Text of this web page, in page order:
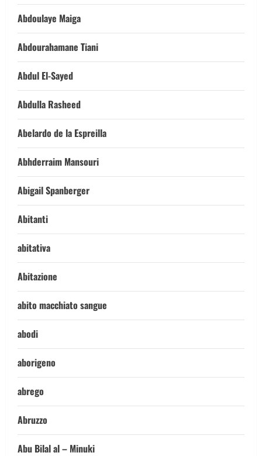
Abdoulaye Maiga
Abdourahamane Tiani
Abdul El-Sayed
Abdulla Rasheed
Abelardo de la Espreilla
Abhderraim Mansouri
Abigail Spanberger
Abitanti
abitativa
Abitazione
abito macchiato sangue
abodi
aborigeno
abrego
Abruzzo
Abu Bilal al – Minuki